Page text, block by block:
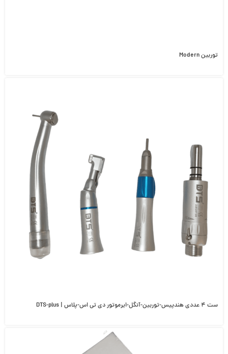
توربین Modern
ست ۴ عددی هندپیس-توربین-آنگل-ایرموتور دی تی اس-پلاس | DTS-plus